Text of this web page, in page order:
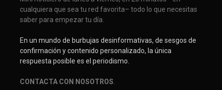
cualquiera que sea tu red favorita– todo lo que necesitas
saber para empezar tu día.
En un mundo de burbujas desinformativas, de sesgos de
confirmación y contenido personalizado, la única
respuesta posible es el periodismo.
CONTACTA CON NOSOTROS